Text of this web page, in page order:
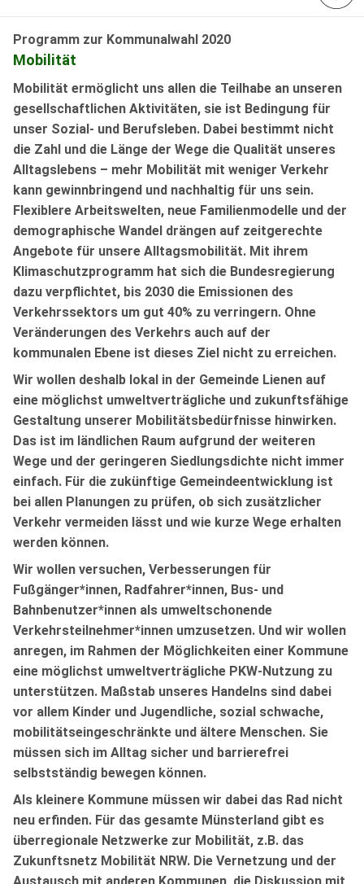
Programm zur Kommunalwahl 2020
Mobilität
Mobilität ermöglicht uns allen die Teilhabe an unseren
gesellschaftlichen Aktivitäten, sie ist Bedingung für
unser Sozial- und Berufsleben. Dabei bestimmt nicht
die Zahl und die Länge der Wege die Qualität unseres
Alltagslebens – mehr Mobilität mit weniger Verkehr
kann gewinnbringend und nachhaltig für uns sein.
Flexiblere Arbeitswelten, neue Familienmodelle und der
demographische Wandel drängen auf zeitgerechte
Angebote für unsere Alltagsmobilität. Mit ihrem
Klimaschutzprogramm hat sich die Bundesregierung
dazu verpflichtet, bis 2030 die Emissionen des
Verkehrssektors um gut 40% zu verringern. Ohne
Veränderungen des Verkehrs auch auf der
kommunalen Ebene ist dieses Ziel nicht zu erreichen.
Wir wollen deshalb lokal in der Gemeinde Lienen auf
eine möglichst umweltverträgliche und zukunftsfähige
Gestaltung unserer Mobilitätsbedürfnisse hinwirken.
Das ist im ländlichen Raum aufgrund der weiteren
Wege und der geringeren Siedlungsdichte nicht immer
einfach. Für die zukünftige Gemeindeentwicklung ist
bei allen Planungen zu prüfen, ob sich zusätzlicher
Verkehr vermeiden lässt und wie kurze Wege erhalten
werden können.
Wir wollen versuchen, Verbesserungen für
Fußgänger*innen, Radfahrer*innen, Bus- und
Bahnbenutzer*innen als umweltschonende
Verkehrsteilnehmer*innen umzusetzen. Und wir wollen
anregen, im Rahmen der Möglichkeiten einer Kommune
eine möglichst umweltverträgliche PKW-Nutzung zu
unterstützen. Maßstab unseres Handelns sind dabei
vor allem Kinder und Jugendliche, sozial schwache,
mobilitätseingeschränkte und ältere Menschen. Sie
müssen sich im Alltag sicher und barrierefrei
selbstständig bewegen können.
Als kleinere Kommune müssen wir dabei das Rad nicht
neu erfinden. Für das gesamte Münsterland gibt es
überregionale Netzwerke zur Mobilität, z.B. das
Zukunftsnetz Mobilität NRW. Die Vernetzung und der